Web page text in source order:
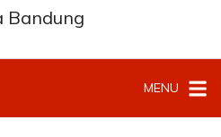
Bandung
MENU